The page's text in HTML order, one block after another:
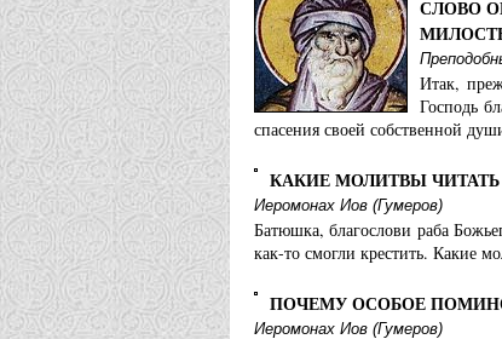
СЛОВО
Итак,
Господь
спасения своей собственной
КАКИЕ МОЛИТВЫ
Иеромонах Иов (Гумеров)
Батюшка, благослови раба
как-то смогли крестить. Какие
ПОЧЕМУ ОСОБОЕ
Иеромонах Иов (Гумеров)